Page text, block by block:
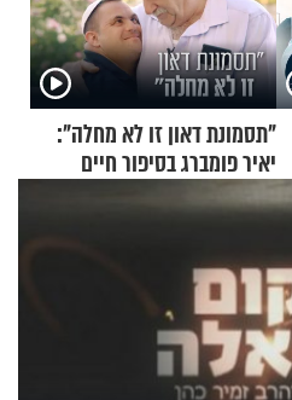
"תסמונת דאון זו לא מחלה":
יאיר פומברג בסיפור חיים
מעורר השראה